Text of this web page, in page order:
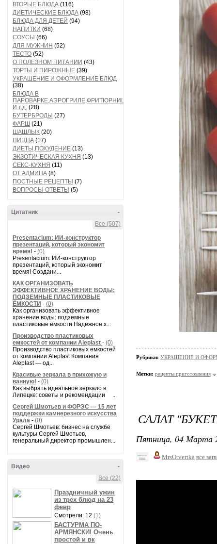
ВТОРЫЕ БЛЮДА (116)
ДИЕТИЧЕСКИЕ БЛЮДА (98)
БЛЮДА ДЛЯ ДЕТЕЙ (94)
НАПИТКИ (68)
СОУСЫ (66)
ДЛЯ МУЖЧИН (52)
ТЕСТО (52)
О ПОЛЕЗНОМ ПИТАНИИ (43)
ТОРТЫ И ПИРОЖНЫЕ (39)
УКРАШЕНИЕ И ОФОРМЛЕНИЕ БЛЮД
(38)
БЛЮДА В
ПАРОВАРКЕ,АЭРОГРИЛЕ,ФРИТЮРНИЦЕ
И т.д. (28)
БУТЕРБРОДЫ (27)
ФАРШ (21)
ШАШЛЫК (20)
ПИЦЦА (17)
ДИЕТЫ,ПОХУДЕНИЕ (13)
ЭКЗОТИЧЕСКАЯ КУХНЯ (13)
СЕКС-КУХНЯ (11)
ОТ АДМИНА (8)
ПОСТНЫЕ РЕЦЕПТЫ (7)
ВОПРОСЫ-ОТВЕТЫ (5)
-
Цитатник
Все (507)
Presentacium: ИИ‑конструктор
презентаций, который экономит
время! - (0)
Presentacium: ИИ‑конструктор
презентаций, который экономит
время! Создани...
КАК ОРГАНИЗОВАТЬ
ЭФФЕКТИВНОЕ ХРАНЕНИЕ ВОДЫ:
ПОДЗЕМНЫЕ ПЛАСТИКОВЫЕ
ЁМКОСТИ - (0)
Как организовать эффективное
хранение воды: подземные
пластиковые ёмкости Надёжное х...
Производство пластиковых
емкостей от компании Aleplast - (0)
Производство пластиковых емкостей
от компании Aleplast Компания
Aleplast — од...
Красивые зеркала в прихожую и
ванную! - (0)
Как выбрать идеальное зеркало в
Липецке: советы и рекомендации ...
Сергей Шмотьев и ФОРЭС — 15 лет
поддержки камнерезного искусства
Урала - (0)
Сергей Шмотьев: бизнес на службе
культуры Сергей Шмотьев,
генеральный директор промышлен...
-
Видео
Все (22)
Праздничный ужин
из трех блюд на 23
февр
Смотрели: 12 (1)
БАСТУРМА ПО-
АРМЯНСКИ! Очень
простой и вк
Рубрики: УКРАШЕНИЕ И
Метки: рецепты приготовления
САЛАТ
Пятница, 04 Марта
MrsOtvertka все